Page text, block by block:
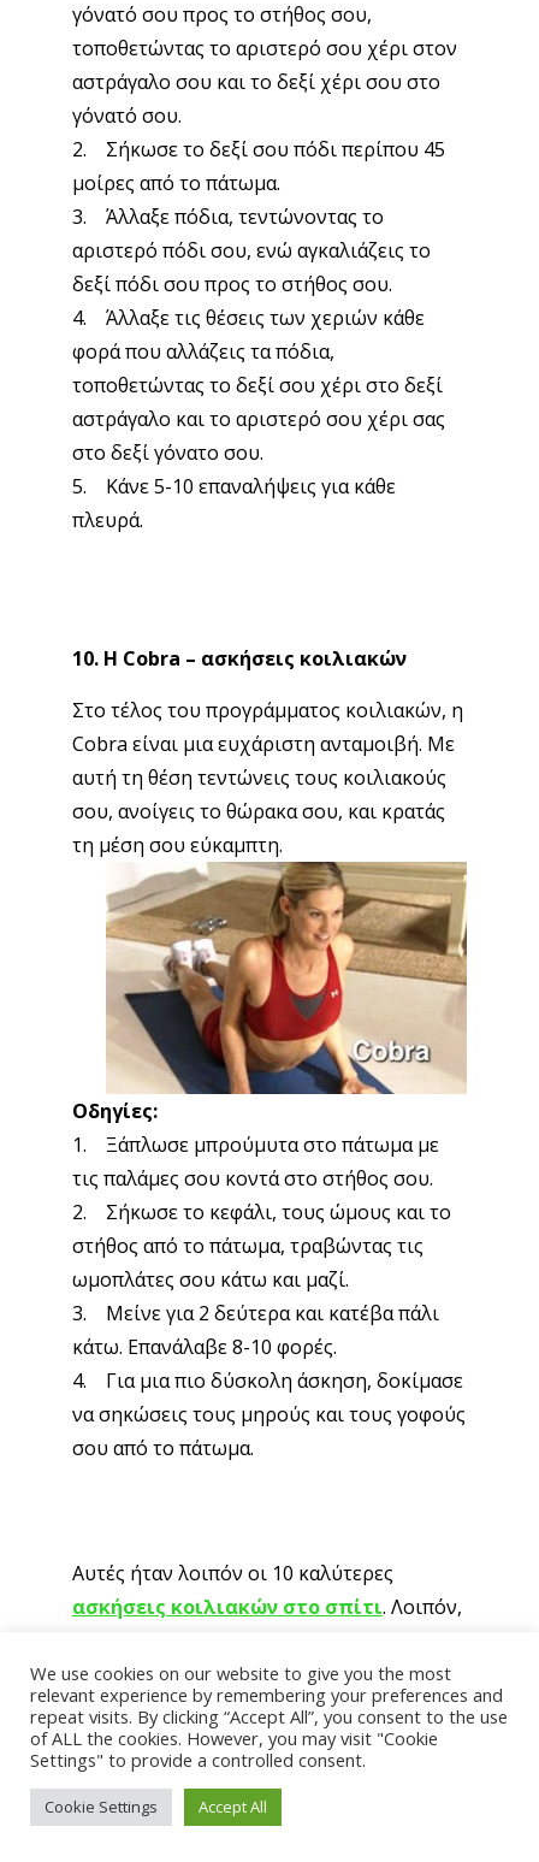
γόνατό σου προς το στήθος σου,
τοποθετώντας το αριστερό σου χέρι στον
αστράγαλο σου και το δεξί χέρι σου στο
γόνατό σου.
2. Σήκωσε το δεξί σου πόδι περίπου 45
μοίρες από το πάτωμα.
3. Άλλαξε πόδια, τεντώνοντας το
αριστερό πόδι σου, ενώ αγκαλιάζεις το
δεξί πόδι σου προς το στήθος σου.
4. Άλλαξε τις θέσεις των χεριών κάθε
φορά που αλλάζεις τα πόδια,
τοποθετώντας το δεξί σου χέρι στο δεξί
αστράγαλο και το αριστερό σου χέρι σας
στο δεξί γόνατο σου.
5. Κάνε 5-10 επαναλήψεις για κάθε
πλευρά.
10. Η Cobra – ασκήσεις κοιλιακών
Στο τέλος του προγράμματος κοιλιακών, η
Cobra είναι μια ευχάριστη ανταμοιβή. Με
αυτή τη θέση τεντώνεις τους κοιλιακούς
σου, ανοίγεις το θώρακα σου, και κρατάς
τη μέση σου εύκαμπτη.
Οδηγίες:
1. Ξάπλωσε μπρούμυτα στο πάτωμα με
τις παλάμες σου κοντά στο στήθος σου.
2. Σήκωσε το κεφάλι, τους ώμους και το
στήθος από το πάτωμα, τραβώντας τις
ωμοπλάτες σου κάτω και μαζί.
3. Μείνε για 2 δεύτερα και κατέβα πάλι
κάτω. Επανάλαβε 8-10 φορές.
4. Για μια πιο δύσκολη άσκηση, δοκίμασε
να σηκώσεις τους μηρούς και τους γοφούς
σου από το πάτωμα.
Αυτές ήταν λοιπόν οι 10 καλύτερες
ασκήσεις κοιλιακών στο σπίτι. Λοιπόν,
ξεκίνα!
Πηγή: FitnessMagazine.com
We use cookies on our website to give you the most
relevant experience by remembering your preferences and
repeat visits. By clicking “Accept All”, you consent to the use
of ALL the cookies. However, you may visit "Cookie
Settings" to provide a controlled consent.
Cookie Settings Accept All